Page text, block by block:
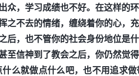
众，学习成绩也不好。在这样的
之不去的情绪，缠绕着你的心，
后，也不管你的社会身份地位是
至信神到了教会之后，你仍然觉
么就做点什么吧，也不用追求